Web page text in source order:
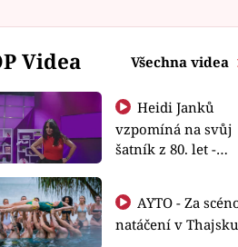
Videa Všechna videa
Heidi Janků
vzpomíná na svůj
šatník z 80. let -
natáčení v Thajsku